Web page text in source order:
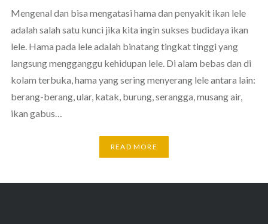
Mengenal dan bisa mengatasi hama dan penyakit ikan lele
adalah salah satu kunci jika kita ingin sukses budidaya ikan
lele. Hama pada lele adalah binatang tingkat tinggi yang
langsung mengganggu kehidupan lele. Di alam bebas dan di
kolam terbuka, hama yang sering menyerang lele antara lain:
berang-berang, ular, katak, burung, serangga, musang air,
ikan gabus…
READ MORE